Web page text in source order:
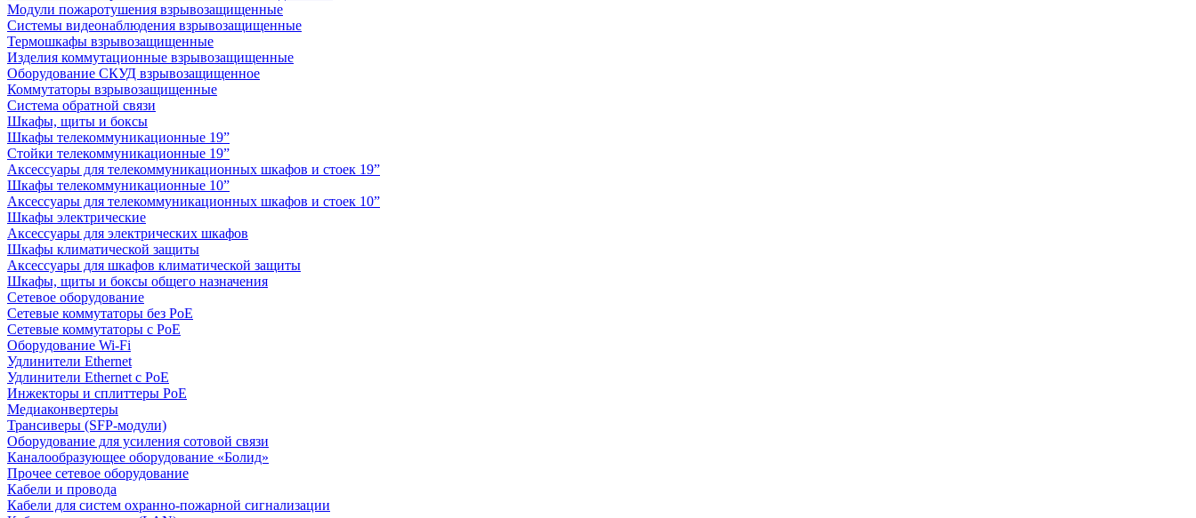
Модули пожаротушения взрывозащищенные
Системы видеонаблюдения взрывозащищенные
Термошкафы взрывозащищенные
Изделия коммутационные взрывозащищенные
Оборудование СКУД взрывозащищенное
Коммутаторы взрывозащищенные
Система обратной связи
Шкафы, щиты и боксы
Шкафы телекоммуникационные 19”
Стойки телекоммуникационные 19”
Аксессуары для телекоммуникационных шкафов и стоек 19”
Шкафы телекоммуникационные 10”
Аксессуары для телекоммуникационных шкафов и стоек 10”
Шкафы электрические
Аксессуары для электрических шкафов
Шкафы климатической защиты
Аксессуары для шкафов климатической защиты
Шкафы, щиты и боксы общего назначения
Сетевое оборудование
Сетевые коммутаторы без PoE
Сетевые коммутаторы с PoE
Оборудование Wi-Fi
Удлинители Ethernet
Удлинители Ethernet с PoE
Инжекторы и сплиттеры PoE
Медиаконвертеры
Трансиверы (SFP-модули)
Оборудование для усиления сотовой связи
Каналообразующее оборудование «Болид»
Прочее сетевое оборудование
Кабели и провода
Кабели для систем охранно-пожарной сигнализации